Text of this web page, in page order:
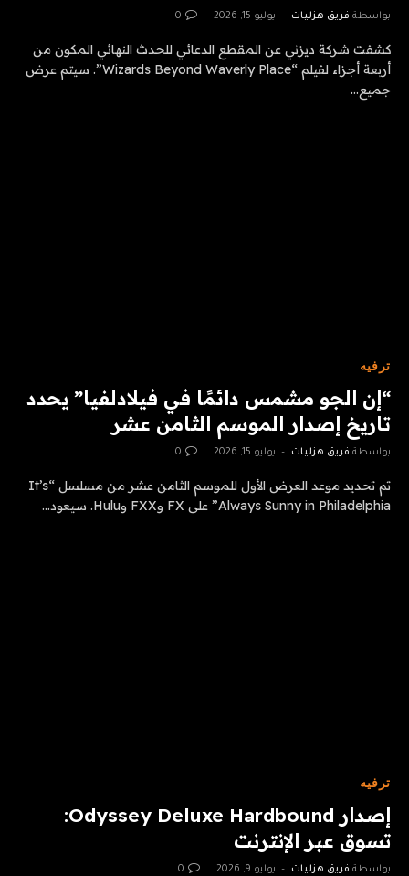
بواسطة فريق هزليات يوليو 15, 2026 0
كشفت شركة ديزني عن المقطع الدعائي للحدث النهائي المكون من
أربعة أجزاء لفيلم “Wizards Beyond Waverly Place”. سيتم عرض
جميع…
ترفيه
“إن الجو مشمس دائمًا في فيلادلفيا” يحدد
تاريخ إصدار الموسم الثامن عشر
بواسطة فريق هزليات يوليو 15, 2026 0
تم تحديد موعد العرض الأول للموسم الثامن عشر من مسلسل “It’s
Always Sunny in Philadelphia” على FX وFXX وHulu. سيعود…
ترفيه
إصدار Odyssey Deluxe Hardbound:
تسوق عبر الإنترنت
بواسطة فريق هزليات يوليو 9, 2026 0